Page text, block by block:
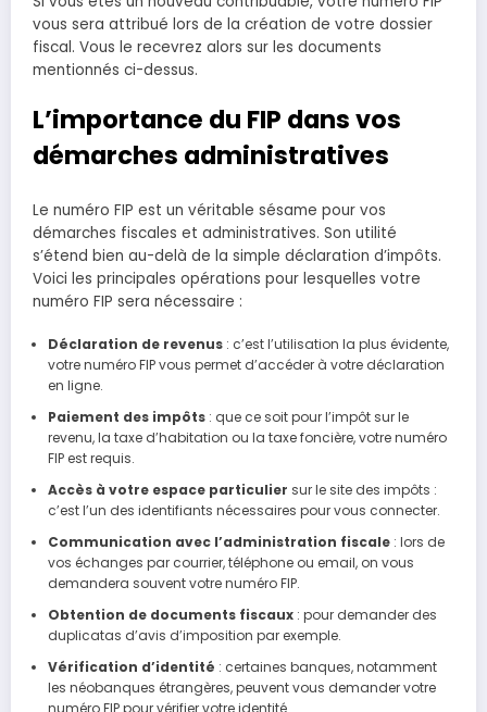
vous sera attribué lors de la création de votre dossier
fiscal. Vous le recevrez alors sur les documents
mentionnés ci-dessus.
L’importance du FIP dans vos
démarches administratives
Le numéro FIP est un véritable sésame pour vos
démarches fiscales et administratives. Son utilité
s’étend bien au-delà de la simple déclaration d’impôts.
Voici les principales opérations pour lesquelles votre
numéro FIP sera nécessaire :
Déclaration de revenus: c’est l’utilisation la plus évidente,
votre numéro FIP vous permet d’accéder à votre déclaration
en ligne.
Paiement des impôts: que ce soit pour l’impôt sur le
revenu, la taxe d’habitation ou la taxe foncière, votre numéro
FIP est requis.
Accès à votre espace particulier sur le site des impôts :
c’est l’un des identifiants nécessaires pour vous connecter.
Communication avec l’administration fiscale: lors de
vos échanges par courrier, téléphone ou email, on vous
demandera souvent votre numéro FIP.
Obtention de documents fiscaux: pour demander des
duplicatas d’avis d’imposition par exemple.
Vérification d’identité : certaines banques, notamment
les néobanques étrangères, peuvent vous demander votre
numéro FIP pour vérifier votre identité.